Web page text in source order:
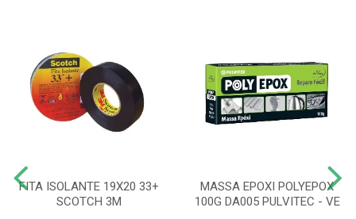
FITA ISOLANTE 19X20 33+
SCOTCH 3M
MASSA EPOXI POLYEPOX
100G DA005 PULVITEC - VE